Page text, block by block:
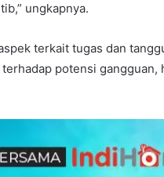
ungkapnya.
terkait tugas dan
potensi